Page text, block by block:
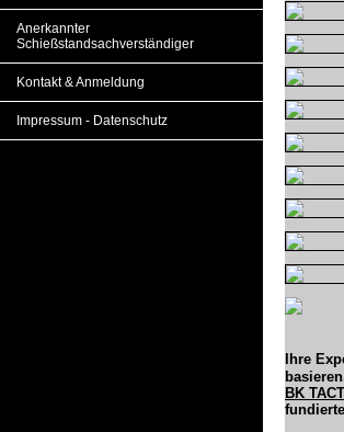
Anerkannter
Schießstandsachverständiger
Kontakt & Anmeldung
Impressum - Datenschutz
Ihre
BK